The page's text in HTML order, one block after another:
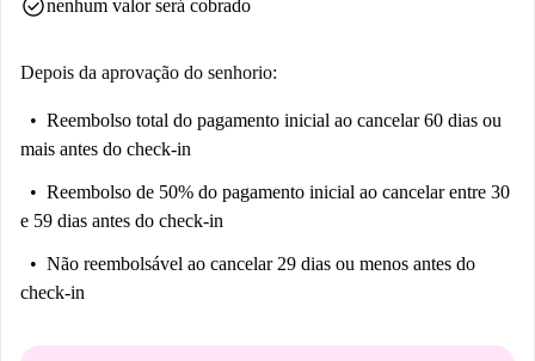
Monumental, Palmera Canària e o 6 Cc Aqua. Aproveite tudo o que esta
nenhum valor será cobrado
Depois da aprovação do senhorio:
Reembolso total do pagamento inicial ao cancelar 60 dias ou
mais antes do check-in
Reembolso de 50% do pagamento inicial ao cancelar entre 30
e 59 dias antes do check-in
Não reembolsável ao cancelar 29 dias ou menos antes do
check-in